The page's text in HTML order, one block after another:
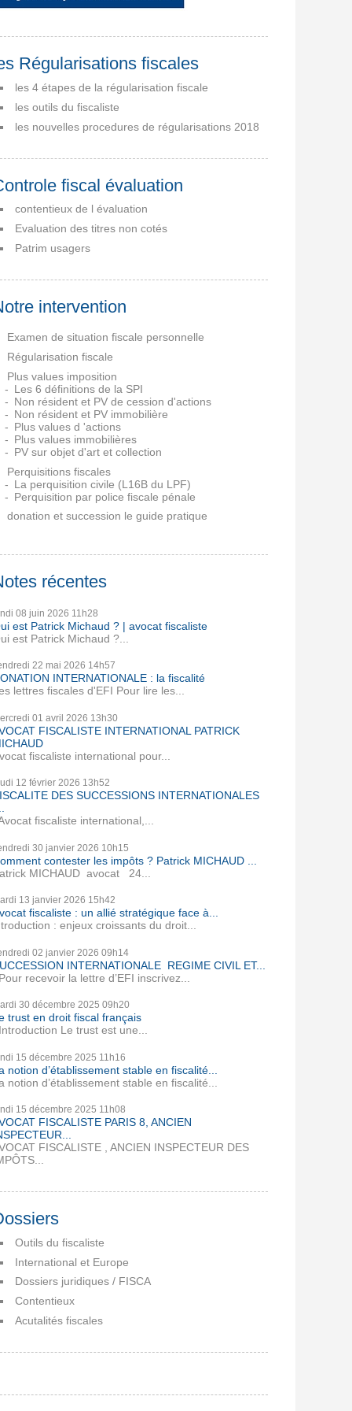
Régularisations fiscales
les 4 étapes de la régularisation fiscale
les outils du fiscaliste
les nouvelles procedures de régularisations 2018
fiscal évaluation
contentieux de l évaluation
Evaluation des titres non cotés
Patrim usagers
intervention
Examen de situation fiscale personnelle
Régularisation fiscale
Plus values imposition
Les 6 définitions de la SPI
Non résident et PV de cession d'actions
Non résident et PV immobilière
Plus values d 'actions
Plus values immobilières
PV sur objet d'art et collection
Perquisitions fiscales
La perquisition civile (L16B du LPF)
Perquisition par police fiscale pénale
donation et succession le guide pratique
récentes
08 juin 2026 11h28
est Patrick Michaud ? | avocat fiscaliste
est Patrick Michaud ?...
22 mai 2026 14h57
INTERNATIONALE : la fiscalité
lettres fiscales d'EFI Pour lire les...
01 avril 2026 13h30
FISCALISTE INTERNATIONAL PATRICK
fiscaliste international pour...
12 février 2026 13h52
DES SUCCESSIONS INTERNATIONALES
fiscaliste international,...
30 janvier 2026 10h15
contester les impôts ? Patrick MICHAUD ...
MICHAUD avocat 24...
13 janvier 2026 15h42
fiscaliste : un allié stratégique face à...
: enjeux croissants du droit...
02 janvier 2026 09h14
INTERNATIONALE REGIME CIVIL ET...
recevoir la lettre d’EFI inscrivez...
30 décembre 2025 09h20
trust en droit fiscal français
Le trust est une...
15 décembre 2025 11h16
notion d’établissement stable en fiscalité...
notion d’établissement stable en fiscalité...
15 décembre 2025 11h08
FISCALISTE PARIS 8, ANCIEN
FISCALISTE , ANCIEN INSPECTEUR DES
Outils du fiscaliste
International et Europe
Dossiers juridiques / FISCA
Contentieux
Acutalités fiscales